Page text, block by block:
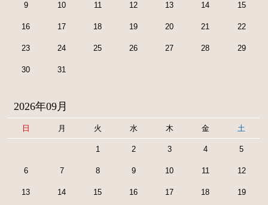
9 10 11 12 13 14 15
16 17 18 19 20 21 22
23 24 25 26 27 28 29
30 31
2026年09月
日 月 火 水 木 金 土
1 2 3 4 5
6 7 8 9 10 11 12
13 14 15 16 17 18 19